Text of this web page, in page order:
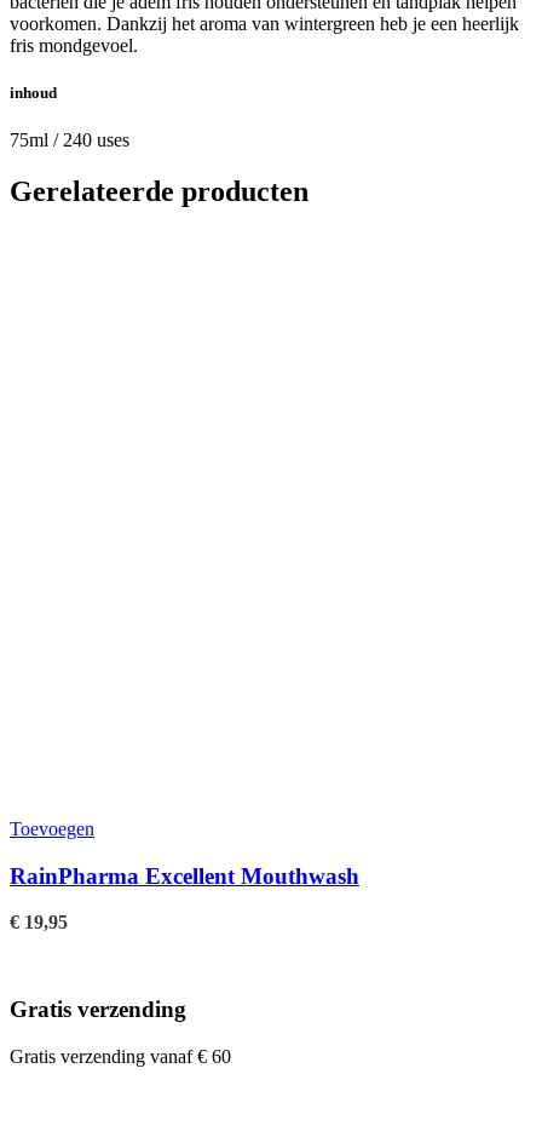
voorkomen. Dankzij het aroma van wintergreen heb je een heerlijk
fris mondgevoel.
inhoud
75ml / 240 uses
Gerelateerde producten
Toevoegen
RainPharma Excellent Mouthwash
€ 19,95
Gratis verzending
Gratis verzending vanaf € 60